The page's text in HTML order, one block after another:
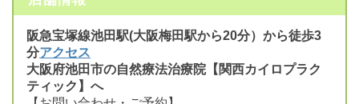
阪急宝塚線池田駅(大阪梅田駅から20分）から徒歩3
分アクセス
大阪府池田市の自然療法治療院【関西カイロプラク
ティック】へ